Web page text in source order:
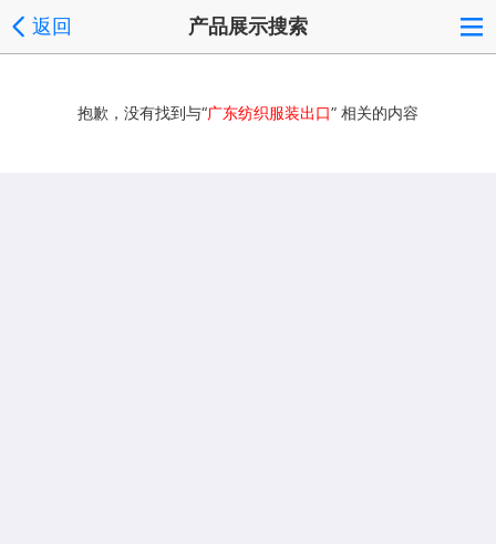
返回 产品展示搜索
抱歉，没有找到与“广东纺织服装出口” 相关的内容